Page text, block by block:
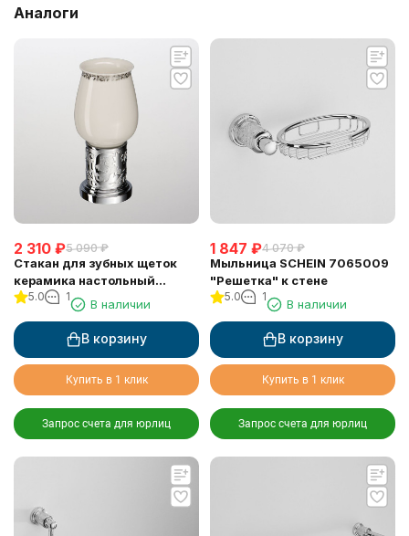
Аналоги
2 310 ₽5 090 ₽
Стакан для зубных щеток
керамика настольный
SCHEIN (7065013)
5.0 1
В наличии
В корзину
Купить в 1 клик
Запрос счета для юрлиц
1 847 ₽4 070 ₽
Мыльница SCHEIN 7065009
"Решетка" к стене
5.0 1
В наличии
В корзину
Купить в 1 клик
Запрос счета для юрлиц